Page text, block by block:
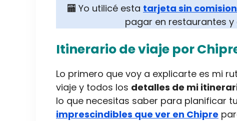
🏧 Yo utilicé esta tarjeta sin
pagar en restaurantes
Itinerario de viaje por
Lo primero que voy a explicarte es mi
viaje y todos los detalles de mi
lo que necesitas saber para planificar
imprescindibles que ver en Chipre